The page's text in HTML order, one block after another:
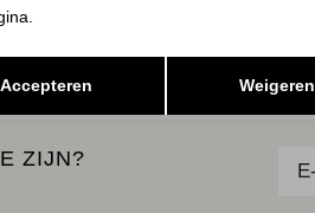
ZIJN?
Accepteren Weigeren